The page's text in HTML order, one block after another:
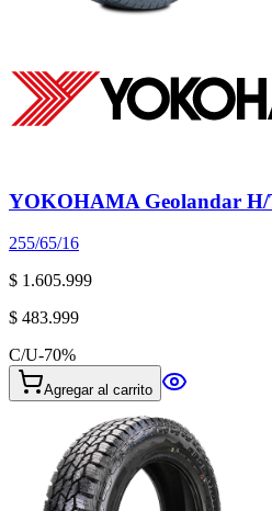
YOKOHAMA Geolandar H/
255/65/16
$ 1.605.999
$ 483.999
C/U-70%
Agregar al carrito